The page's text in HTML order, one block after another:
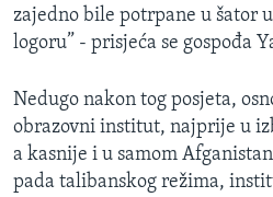
zajedno bile potrpane u šator
logoru” - prisjeća se gospođa
Nedugo nakon tog posjeta,
obrazovni institut, najprije u
a kasnije i u samom
pada talibanskog režima,